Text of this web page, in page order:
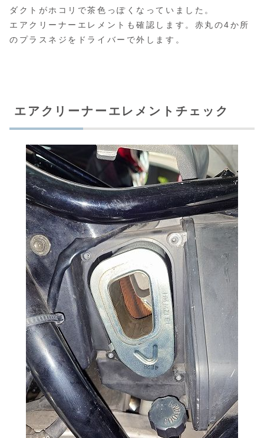
ダクトがホコリで茶色っぽくなっていました。
エアクリーナーエレメントも確認します。赤丸の4か所
のプラスネジをドライバーで外します。
エアクリーナーエレメントチェック